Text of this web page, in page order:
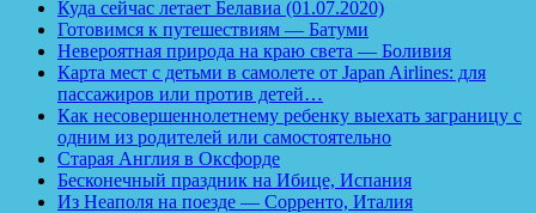
Куда сейчас летает Белавиа (01.07.2020)
Готовимся к путешествиям — Батуми
Невероятная природа на краю света — Боливия
Карта мест с детьми в самолете от Japan Airlines: для
пассажиров или против детей…
Как несовершеннолетнему ребенку выехать заграницу с
одним из родителей или самостоятельно
Старая Англия в Оксфорде
Бесконечный праздник на Ибице, Испания
Из Неаполя на поезде — Сорренто, Италия